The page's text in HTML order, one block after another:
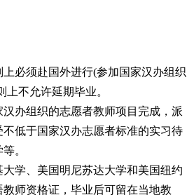
上必须赴国外进行(参加国家汉办组织
不允许延期毕业。
办组织的志愿者教师项目完成，派
低于国家汉办志愿者标准的实习待
。
学、美国明尼苏达大学和美国纽约
师资格证，毕业后可留在当地教